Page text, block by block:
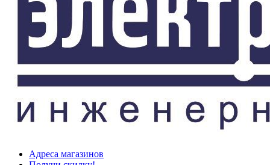
Адреса магазинов